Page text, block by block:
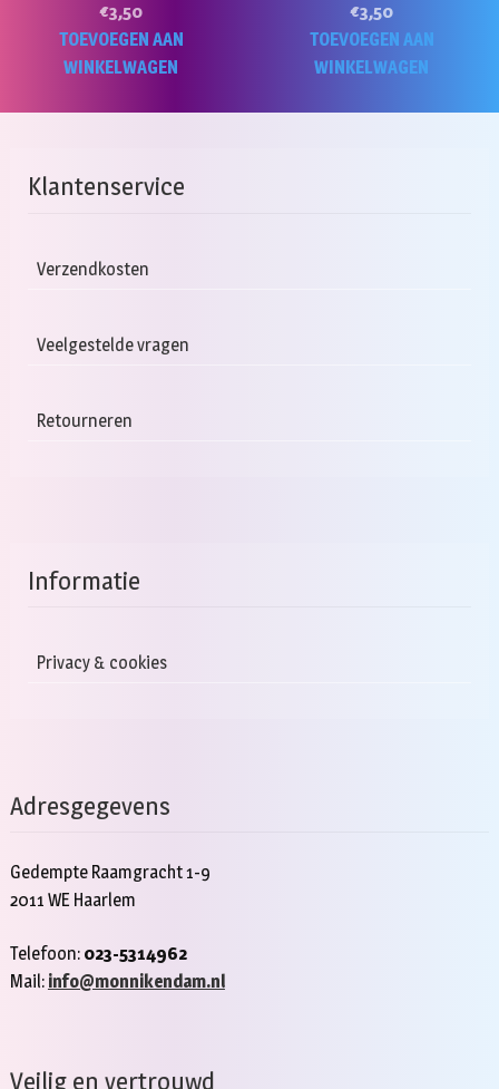
€3,50
TOEVOEGEN AAN
WINKELWAGEN
€3,50
TOEVOEGEN AAN
WINKELWAGEN
Klantenservice
Verzendkosten
Veelgestelde vragen
Retourneren
Informatie
Privacy & cookies
Adresgegevens
Gedempte Raamgracht 1-9
2011 WE Haarlem
Telefoon: 023-5314962
Mail: info@monnikendam.nl
Veilig en vertrouwd